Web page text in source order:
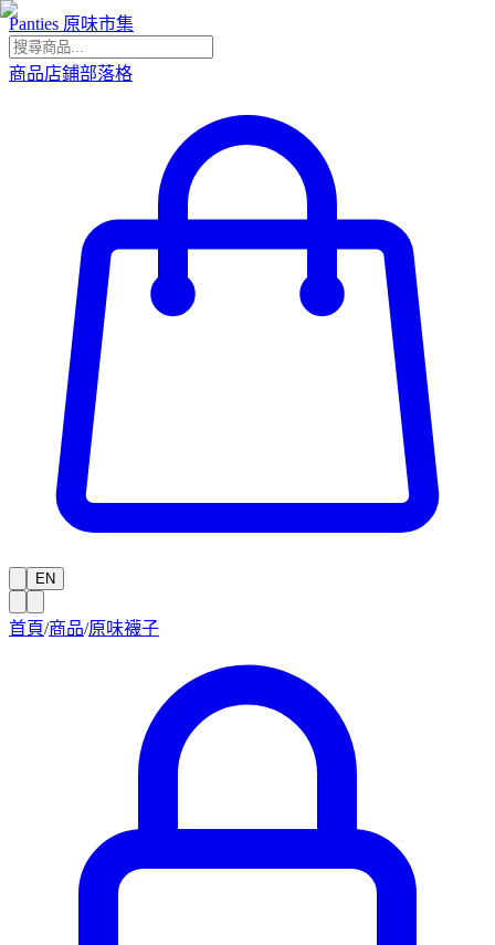
Panties 原味市集
商品店鋪部落格
EN
首頁/商品/原味襪子